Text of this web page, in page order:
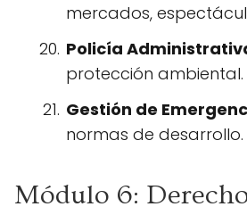
mercados,
Policía
protección ambiental.
Gestión de
normas de desarrollo.
Módulo 6: